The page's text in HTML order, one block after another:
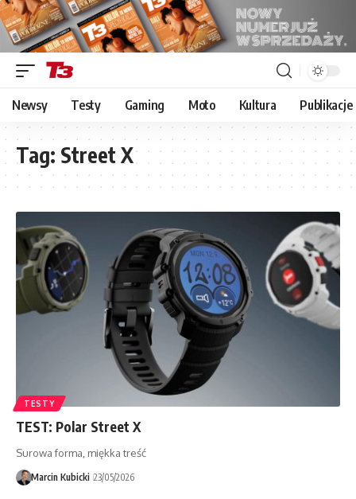
Newsy Testy Gaming Moto Kultura Publikacje
Tag: Street X
TESTY
TEST: Polar Street X
Surowa forma, miękka treść
Marcin Kubicki 23/05/2026